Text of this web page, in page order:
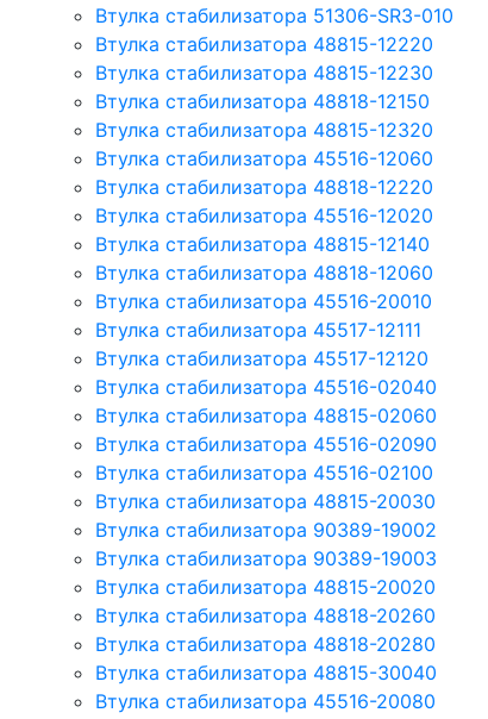
Втулка стабилизатора 51306-SR3-010
Втулка стабилизатора 48815-12220
Втулка стабилизатора 48815-12230
Втулка стабилизатора 48818-12150
Втулка стабилизатора 48815-12320
Втулка стабилизатора 45516-12060
Втулка стабилизатора 48818-12220
Втулка стабилизатора 45516-12020
Втулка стабилизатора 48815-12140
Втулка стабилизатора 48818-12060
Втулка стабилизатора 45516-20010
Втулка стабилизатора 45517-12111
Втулка стабилизатора 45517-12120
Втулка стабилизатора 45516-02040
Втулка стабилизатора 48815-02060
Втулка стабилизатора 45516-02090
Втулка стабилизатора 45516-02100
Втулка стабилизатора 48815-20030
Втулка стабилизатора 90389-19002
Втулка стабилизатора 90389-19003
Втулка стабилизатора 48815-20020
Втулка стабилизатора 48818-20260
Втулка стабилизатора 48818-20280
Втулка стабилизатора 48815-30040
Втулка стабилизатора 45516-20080